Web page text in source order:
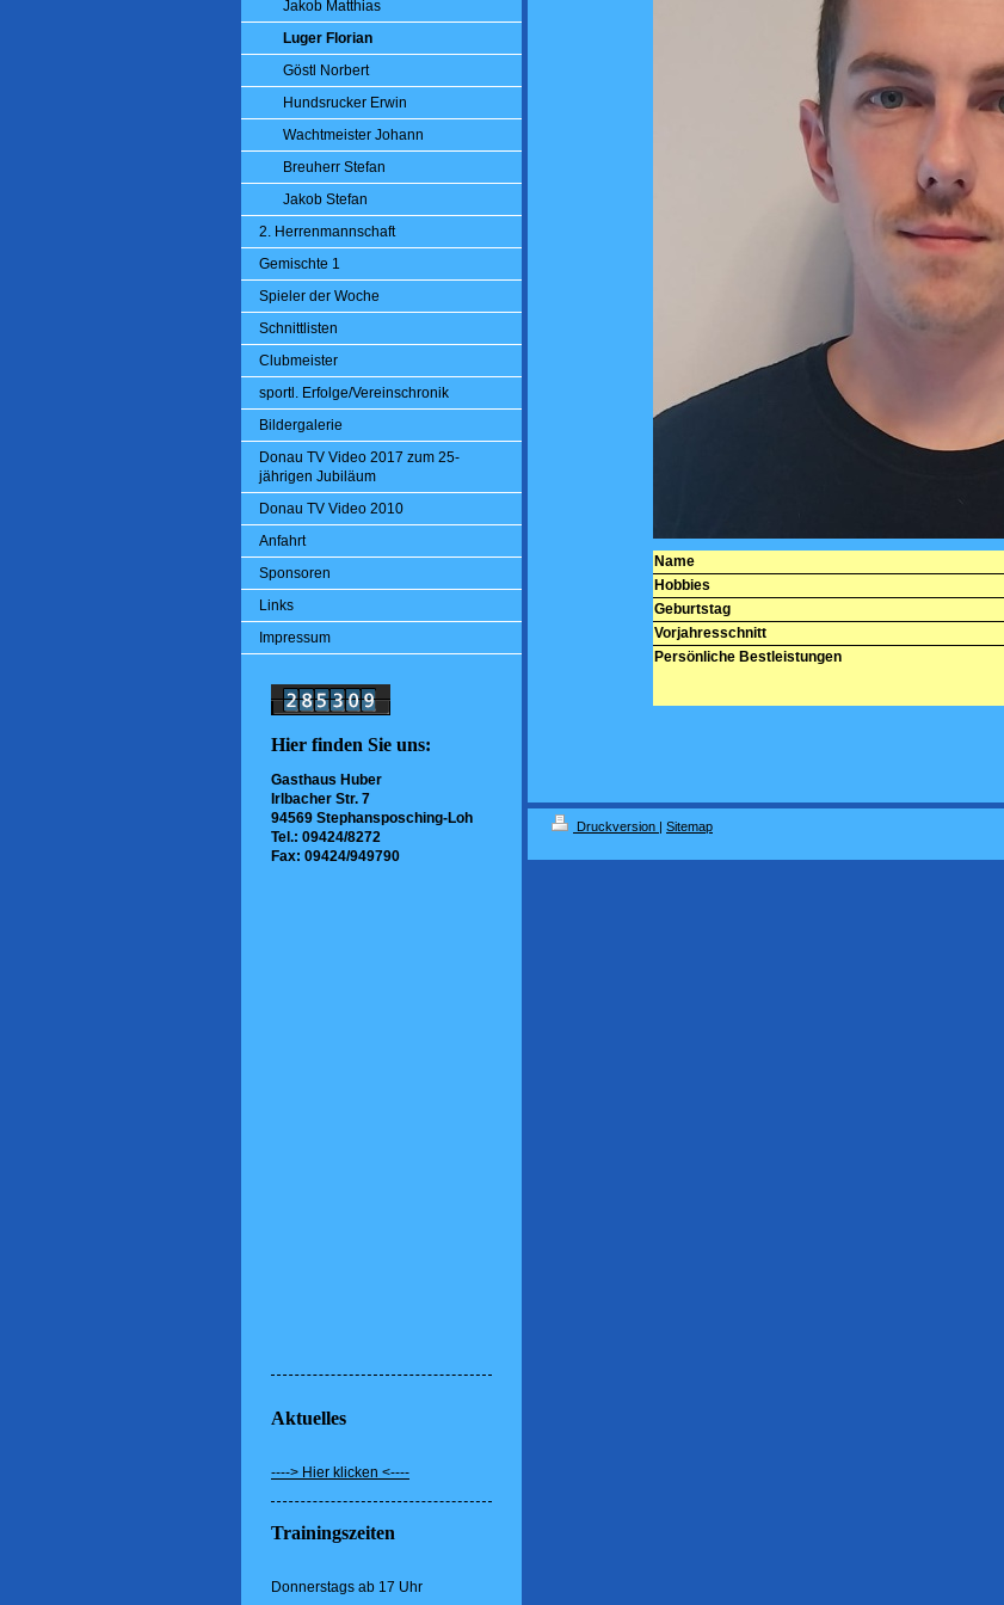
Jakob Matthias
Luger Florian
Göstl Norbert
Hundsrucker Erwin
Wachtmeister Johann
Breuherr Stefan
Jakob Stefan
2. Herrenmannschaft
Gemischte 1
Spieler der Woche
Schnittlisten
Clubmeister
sportl. Erfolge/Vereinschronik
Bildergalerie
Donau TV Video 2017 zum 25-
jährigen Jubiläum
Donau TV Video 2010
Anfahrt
Sponsoren
Links
Impressum
Hier finden Sie uns:
Gasthaus Huber
Irlbacher Str. 7
94569 Stephansposching-Loh
Tel.: 09424/8272
Fax: 09424/949790
Aktuelles
----> Hier klicken <----
Trainingszeiten
Donnerstags ab 17 Uhr
Name
Hobbies
Geburtstag
Vorjahresschnitt
Persönliche Bestleistungen
Druckversion | Sitemap